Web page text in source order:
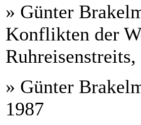
» Günter
Konflikten der
» Günter
1987